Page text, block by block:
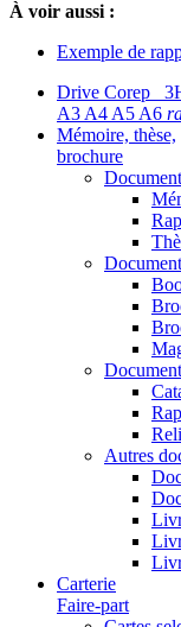
À voir aussi :
Exemple de
Drive Corep
A3 A4 A5 A6
Mémoire, thèse,
brochure
Autres
Carterie
Faire-part